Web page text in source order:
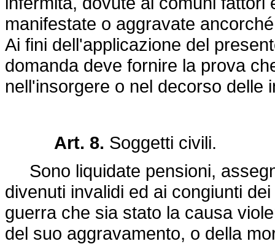
manifestate o aggravate
Ai fini dell'applicazione del
domanda deve fornire la prova
nell'insorgere o nel decorso delle
Art. 8. Soggetti civili.
Sono liquidate pensioni,
divenuti invalidi ed ai congiunti
guerra che sia stato la causa
del suo aggravamento, o della